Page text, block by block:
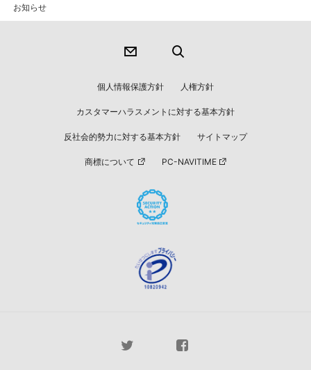
お知らせ
個人情報保護方針 人権方針
カスタマーハラスメントに対する基本方針
反社会的勢力に対する基本方針 サイトマップ
商標について PC-NAVITIME